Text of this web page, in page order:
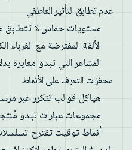
عدم تطابق التأثير العاطفي
مستويات حماس لا تتطابق مع
الألفة المفترضة مع الغرباء
المشاعر التي تبدو معايرة
محفزات التعرف على الأنماط
هياكل قوالب تتكرر عبر
مجموعات عبارات تبدو مُنتجة
أنماط توقيت تقترح تسلسلات